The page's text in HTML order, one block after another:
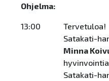
Ohjelma:
13:00
Tervetuloa!
Satakati-
Minna
Satakati-